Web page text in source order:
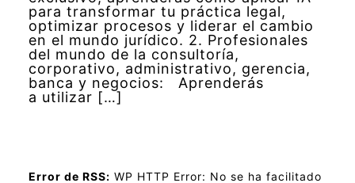
para transformar tu práctica legal,
optimizar procesos y liderar el cambio
en el mundo jurídico. 2. Profesionales
del mundo de la consultoría,
corporativo, administrativo, gerencia,
banca y negocios: Aprenderás
a utilizar […]
Error de RSS: WP HTTP Error: No se ha facilitado